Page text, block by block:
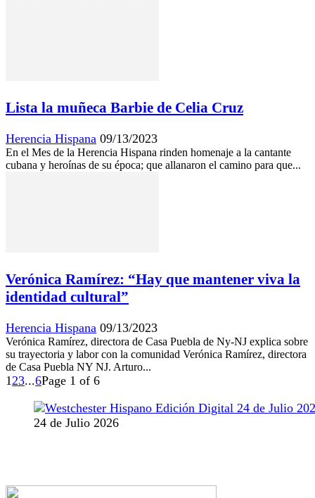
Lista la muñeca Barbie de Celia Cruz
Herencia Hispana 09/13/2023
En el Mes de la Herencia Hispana rinden homenaje a la cantante
cubana y heroínas de su época; que allanaron el camino para que...
Verónica Ramírez: “Hay que mantener viva la
identidad cultural”
Herencia Hispana 09/13/2023
Verónica Ramírez, directora de Casa Puebla de Ny-NJ explica sobre
su trayectoria y labor con la comunidad Verónica Ramírez, directora
de Casa Puebla NY NJ. Arturo...
123...6Page 1 of 6
24 de Julio 2026